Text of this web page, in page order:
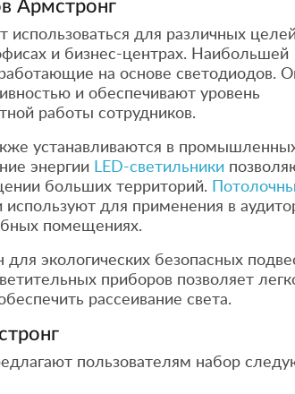
Армстронг
использоваться для различных
и бизнес-центрах. Наибольшей
на основе светодиодов.
и обеспечивают уровень
работы сотрудников.
устанавливаются в
энергии LED-светильники
больших территорий.
для применения в
помещениях.
экологических безопасных
приборов позволяет
рассеивание света.
пользователям набор